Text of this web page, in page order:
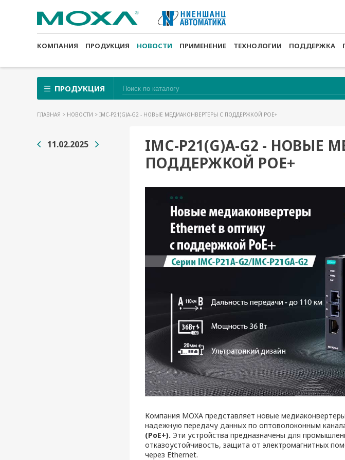
КОМПАНИЯ ПРОДУКЦИЯ НОВОСТИ ПРИМЕНЕНИЕ ТЕХНОЛОГИИ ПОДДЕРЖКА
ПРОДУКЦИЯ
ГЛАВНАЯ > НОВОСТИ > IMC-P21(G)A-G2 - НОВЫЕ МЕДИАКОНВЕРТЕРЫ С ПОДДЕРЖКОЙ POE+
11.02.2025
IMC-P21(G)A-G2 - НОВЫЕ
ПОДДЕРЖКОЙ POE+
Компания MOXA представляет новые
надежную передачу данных по оптоволоконным
(PoE+). Эти устройства предназначены для
отказоустойчивость, защита от электромагнитных
через Ethernet.